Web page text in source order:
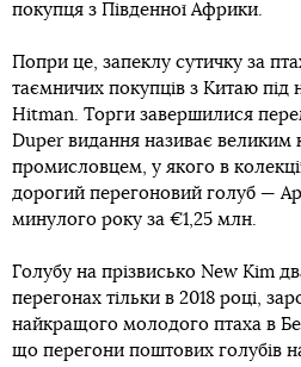
покупця з Південної Африки.
Попри це, запеклу сутичку за
таємничих покупців з Китаю під
Hitman. Торги завершилися
Duper видання називає великим
промисловцем, у якого в
дорогий перегоновий голуб —
минулого року за €1,25 млн.
Голубу на прізвисько New Kim
перегонах тільки в 2018 році,
найкращого молодого птаха в
що перегони поштових голубів